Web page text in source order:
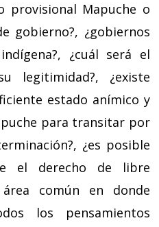
provisional Mapuche o
gobierno?, ¿gobiernos
¿cuál será el
legitimidad?, ¿existe
estado anímico y
para transitar por
¿es posible
el derecho de libre
común en donde
los pensamientos